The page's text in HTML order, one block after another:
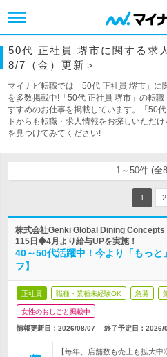
50代 正社員 堺市に関する求
8/7（金）更新＞
マイナビ転職では「50代 正社員 堺市」に
を多数掲載中!「50代 正社員 堺市」の転
すすめのお仕事を掲載しています。「50
ドからも転職・求人情報をお探しいただ
を見つけてみてください!
1～50件 (全
1 2
株式会社Genki Global Dining
115日◆4月より給与UPを実施！
40～50代活躍中！今より「もっと
フ】
正社員 職種・業種未経験OK 急募
女性のおしごと掲載中
情報更新日：2026/08/07 終了予定日： 2026/
【毎年、店舗数も売上も拡大